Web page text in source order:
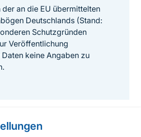
der an die EU übermittelten
Deutschlands (Stand:
Schutzgründen
Veröffentlichung
keine Angaben zu
zur Seite